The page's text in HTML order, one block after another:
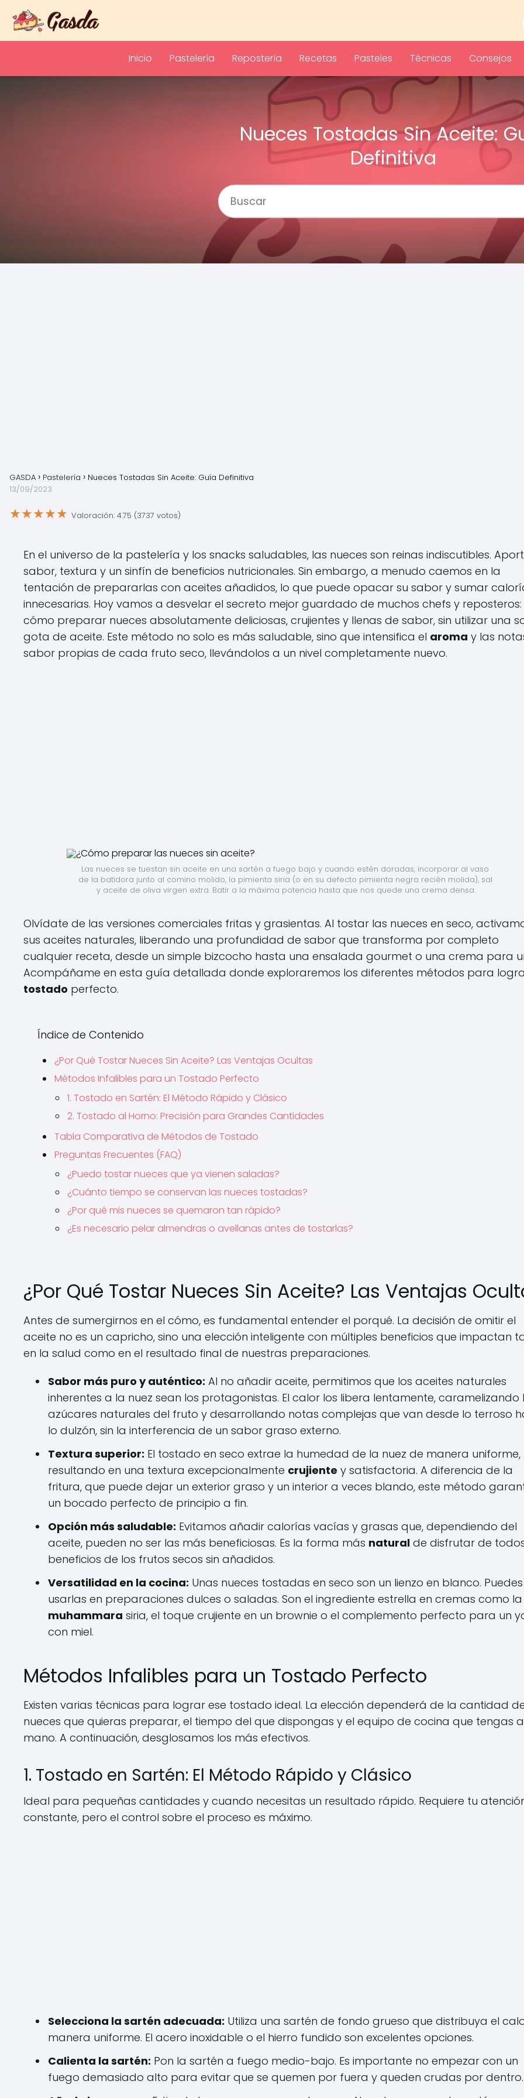
Inicio Pastelería Repostería Recetas Pasteles Técnicas Consejos
Nueces Tostadas Sin Aceite:
Definitiva
GASDA Pastelería
Nueces Tostadas Sin Aceite: Guía Definitiva
13/09/2023
★★★★★ Valoración: 4.75 (3737 votos)
En el universo de la pastelería y los snacks saludables, las nueces son reinas indiscutibles.
sabor, textura y un sinfín de beneficios nutricionales. Sin embargo, a menudo caemos en la
tentación de prepararlas con aceites añadidos, lo que puede opacar su sabor y sumar
innecesarias. Hoy vamos a desvelar el secreto mejor guardado de muchos chefs y reposteros:
cómo preparar nueces absolutamente deliciosas, crujientes y llenas de sabor, sin utilizar una
gota de aceite. Este método no solo es más saludable, sino que intensifica el aroma y las
sabor propias de cada fruto seco, llevándolos a un nivel completamente nuevo.
Las nueces se tuestan sin aceite en una sartén a fuego bajo y cuando estén doradas, incorporar al vaso
de la batidora junto al comino molido, la pimienta siria (o en su defecto pimienta negra recién molida), sal
y aceite de oliva virgen extra. Batir a la máxima potencia hasta que nos quede una crema densa.
Olvídate de las versiones comerciales fritas y grasientas. Al tostar las nueces en seco,
sus aceites naturales, liberando una profundidad de sabor que transforma por completo
cualquier receta, desde un simple bizcocho hasta una ensalada gourmet o una crema para
Acompáñame en esta guía detallada donde exploraremos los diferentes métodos para
tostado perfecto.
Índice de Contenido
¿Por Qué Tostar Nueces Sin Aceite? Las Ventajas Ocultas
Métodos Infalibles para un Tostado Perfecto
1. Tostado en Sartén: El Método Rápido y Clásico
2. Tostado al Horno: Precisión para Grandes Cantidades
Tabla Comparativa de Métodos de Tostado
Preguntas Frecuentes (FAQ)
¿Puedo tostar nueces que ya vienen saladas?
¿Cuánto tiempo se conservan las nueces tostadas?
¿Por qué mis nueces se quemaron tan rápido?
¿Es necesario pelar almendras o avellanas antes de tostarlas?
¿Por Qué Tostar Nueces Sin Aceite? Las Ventajas
Antes de sumergirnos en el cómo, es fundamental entender el porqué. La decisión de omitir el
aceite no es un capricho, sino una elección inteligente con múltiples beneficios que impactan
en la salud como en el resultado final de nuestras preparaciones.
Sabor más puro y auténtico: Al no añadir aceite, permitimos que los aceites naturales
inherentes a la nuez sean los protagonistas. El calor los libera lentamente, caramelizando
azúcares naturales del fruto y desarrollando notas complejas que van desde lo terroso
lo dulzón, sin la interferencia de un sabor graso externo.
Textura superior: El tostado en seco extrae la humedad de la nuez de manera uniforme,
resultando en una textura excepcionalmente crujiente y satisfactoria. A diferencia de la
fritura, que puede dejar un exterior graso y un interior a veces blando, este método
un bocado perfecto de principio a fin.
Opción más saludable: Evitamos añadir calorías vacías y grasas que, dependiendo del
aceite, pueden no ser las más beneficiosas. Es la forma más natural de disfrutar de
beneficios de los frutos secos sin añadidos.
Versatilidad en la cocina: Unas nueces tostadas en seco son un lienzo en blanco. Puedes
usarlas en preparaciones dulces o saladas. Son el ingrediente estrella en cremas como la
muhammara siria, el toque crujiente en un brownie o el complemento perfecto para un
con miel.
Métodos Infalibles para un Tostado Perfecto
Existen varias técnicas para lograr ese tostado ideal. La elección dependerá de la cantidad
nueces que quieras preparar, el tiempo del que dispongas y el equipo de cocina que tengas a
mano. A continuación, desglosamos los más efectivos.
1. Tostado en Sartén: El Método Rápido y Clásico
Ideal para pequeñas cantidades y cuando necesitas un resultado rápido. Requiere tu
constante, pero el control sobre el proceso es máximo.
Selecciona la sartén adecuada: Utiliza una sartén de fondo grueso que distribuya el
manera uniforme. El acero inoxidable o el hierro fundido son excelentes opciones.
Calienta la sartén: Pon la sartén a fuego medio-bajo. Es importante no empezar con un
fuego demasiado alto para evitar que se quemen por fuera y queden crudas por dentro.